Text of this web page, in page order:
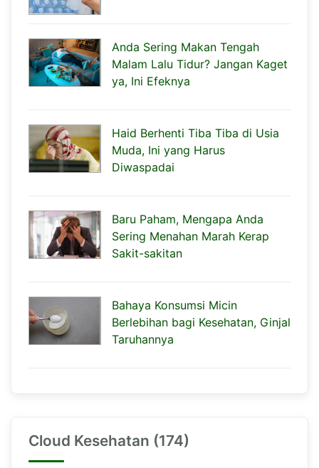
Anda Sering Makan Tengah
Malam Lalu Tidur? Jangan Kaget
ya, Ini Efeknya
Haid Berhenti Tiba Tiba di Usia
Muda, Ini yang Harus
Diwaspadai
Baru Paham, Mengapa Anda
Sering Menahan Marah Kerap
Sakit-sakitan
Bahaya Konsumsi Micin
Berlebihan bagi Kesehatan, Ginjal
Taruhannya
Cloud Kesehatan (174)